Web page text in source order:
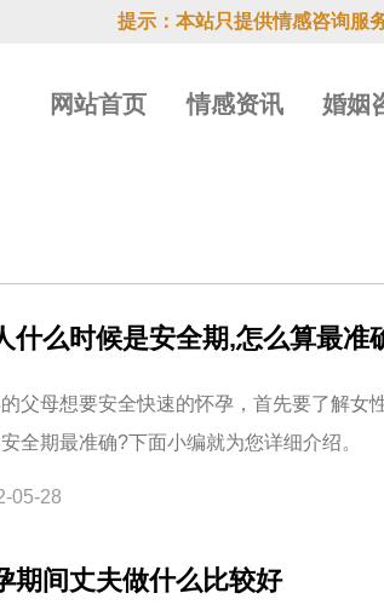
提示：本站只提供情感咨询
网站首页 情感资讯 婚姻
什么时候是安全期,怎么算最准
父母想要安全快速的怀孕，首先要了解女
全期最准确?下面小编就为您详细介绍。
05-28
期间丈夫做什么比较好